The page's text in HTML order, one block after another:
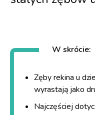
W skrócie:
Zęby rekina u
wyrastają jako
Najczęściej